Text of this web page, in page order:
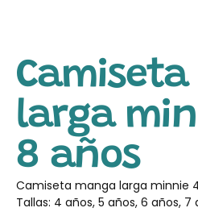
larga
8 años
Camiseta manga larga minnie
Tallas: 4 años, 5 años, 6 años, 7